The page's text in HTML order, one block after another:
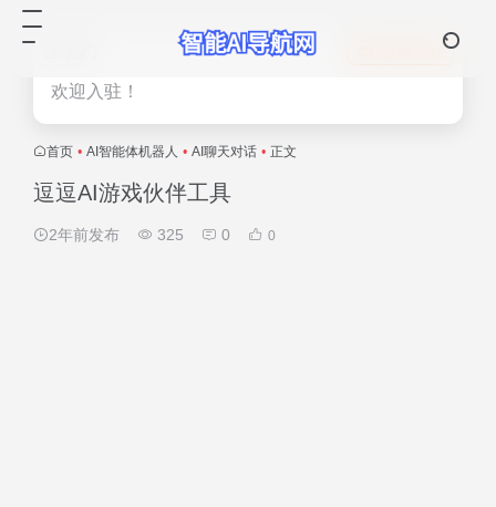
欢迎入驻！
首页 • AI智能体机器人 • AI聊天对话 • 正文
逗逗AI游戏伙伴工具
2年前发布 325 0 0